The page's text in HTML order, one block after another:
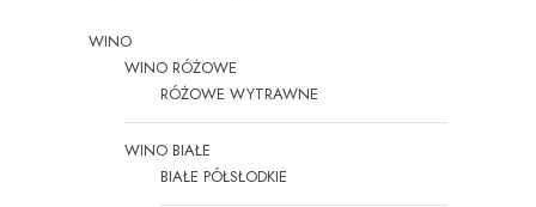
WINO
WINO RÓŻOWE
RÓŻOWE WYTRAWNE
WINO BIAŁE
BIAŁE PÓŁSŁODKIE